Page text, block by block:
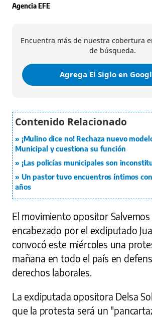
Agencia EFE
Encuentra más de nuestra cobertura
de búsqueda.
Agrega El Siglo en
¡Mulino dice no! Rechaza nuevo
Municipal y cuestiona su función
¡Las policías municipales son
Un pastor tuvo encuentros íntimos
años
El movimiento opositor Salvemos
encabezado por el exdiputado
convocó este miércoles una
mañana en todo el país en
derechos laborales.
La exdiputada opositora Delsa
que la protesta será un